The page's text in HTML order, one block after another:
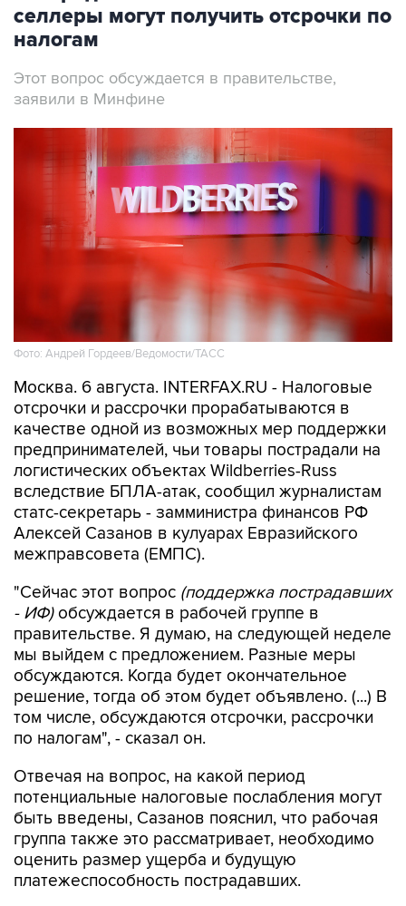
селлеры могут получить отсрочки по
налогам
Этот вопрос обсуждается в правительстве,
заявили в Минфине
Фото: Андрей Гордеев/Ведомости/ТАСС
Москва. 6 августа. INTERFAX.RU - Налоговые
отсрочки и рассрочки прорабатываются в
качестве одной из возможных мер поддержки
предпринимателей, чьи товары пострадали на
логистических объектах Wildberries-Russ
вследствие БПЛА-атак, сообщил журналистам
статс-секретарь - замминистра финансов РФ
Алексей Сазанов в кулуарах Евразийского
межправсовета (ЕМПС).
"Сейчас этот вопрос (поддержка пострадавших
- ИФ)обсуждается в рабочей группе в
правительстве. Я думаю, на следующей неделе
мы выйдем с предложением. Разные меры
обсуждаются. Когда будет окончательное
решение, тогда об этом будет объявлено. (...) В
том числе, обсуждаются отсрочки, рассрочки
по налогам", - сказал он.
Отвечая на вопрос, на какой период
потенциальные налоговые послабления могут
быть введены, Сазанов пояснил, что рабочая
группа также это рассматривает, необходимо
оценить размер ущерба и будущую
платежеспособность пострадавших.